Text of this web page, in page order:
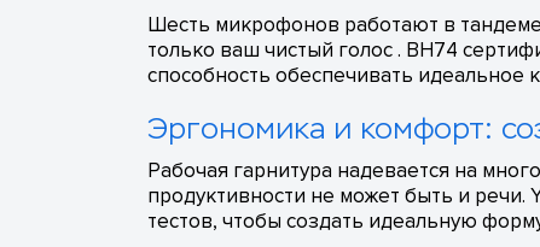
Шесть микрофонов работают в
только ваш чистый голос . BH74
способность обеспечивать идеальное
Эргономика и комфорт:
Рабочая гарнитура надевается на
продуктивности не может быть и речи.
тестов, чтобы создать идеальную